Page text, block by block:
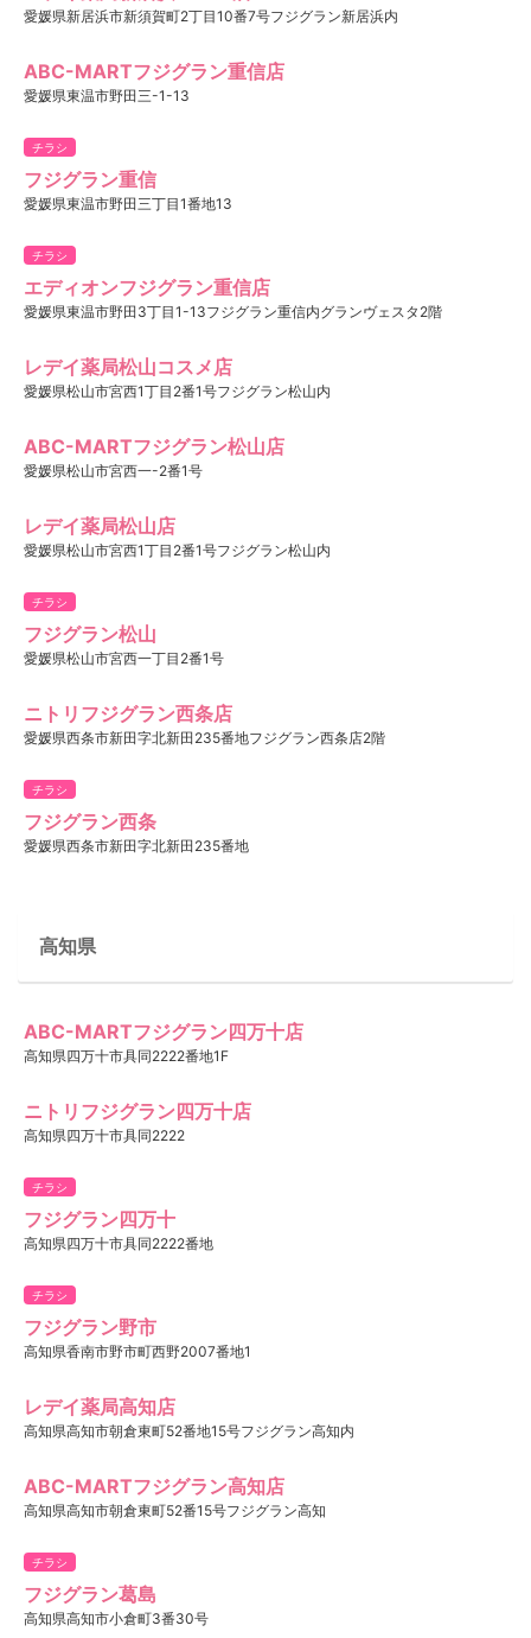
愛媛県新居浜市新須賀町2丁目10番7号フジグラン新居浜内
ABC-MARTフジグラン重信店
愛媛県東温市野田三-1-13
チラシ
フジグラン重信
愛媛県東温市野田三丁目1番地13
チラシ
エディオンフジグラン重信店
愛媛県東温市野田3丁目1-13フジグラン重信内グランヴェスタ2階
レデイ薬局松山コスメ店
愛媛県松山市宮西1丁目2番1号フジグラン松山内
ABC-MARTフジグラン松山店
愛媛県松山市宮西一-2番1号
レデイ薬局松山店
愛媛県松山市宮西1丁目2番1号フジグラン松山内
チラシ
フジグラン松山
愛媛県松山市宮西一丁目2番1号
ニトリフジグラン西条店
愛媛県西条市新田字北新田235番地フジグラン西条店2階
チラシ
フジグラン西条
愛媛県西条市新田字北新田235番地
高知県
ABC-MARTフジグラン四万十店
高知県四万十市具同2222番地1F
ニトリフジグラン四万十店
高知県四万十市具同2222
チラシ
フジグラン四万十
高知県四万十市具同2222番地
チラシ
フジグラン野市
高知県香南市野市町西野2007番地1
レデイ薬局高知店
高知県高知市朝倉東町52番地15号フジグラン高知内
ABC-MARTフジグラン高知店
高知県高知市朝倉東町52番15号フジグラン高知
チラシ
フジグラン葛島
高知県高知市小倉町3番30号